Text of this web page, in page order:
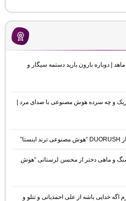
| دوباره بارون بارید دستمه سیگار و
و چه سرده هوش مصنوعی با صدای مرد |
قشنگ و ماهی دختر از محسن لرستانی “هوش
اگه خدایی باشه از علی احمدیانی و تتلو و